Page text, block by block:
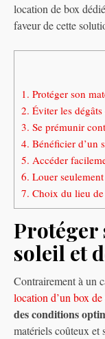
location de box
faveur de cette
1. Protéger son
2. Éviter les
3. Se prémunir
4. Bénéficier d’un
5. Accéder
6. Louer
7. Choix du lieu de
Protéger
soleil et
Contrairement à un
location d’un box
des conditions
matériels coûteux et